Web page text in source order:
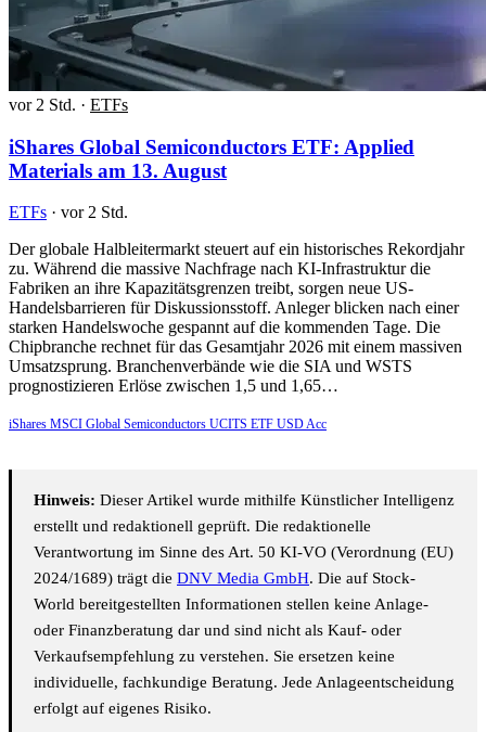
vor 2 Std. · ETFs
iShares Global Semiconductors ETF: Applied
Materials am 13. August
ETFs · vor 2 Std.
Der globale Halbleitermarkt steuert auf ein historisches Rekordjahr
zu. Während die massive Nachfrage nach KI-Infrastruktur die
Fabriken an ihre Kapazitätsgrenzen treibt, sorgen neue US-
Handelsbarrieren für Diskussionsstoff. Anleger blicken nach einer
starken Handelswoche gespannt auf die kommenden Tage. Die
Chipbranche rechnet für das Gesamtjahr 2026 mit einem massiven
Umsatzsprung. Branchenverbände wie die SIA und WSTS
prognostizieren Erlöse zwischen 1,5 und 1,65…
iShares MSCI Global Semiconductors UCITS ETF USD Acc
Hinweis: Dieser Artikel wurde mithilfe Künstlicher Intelligenz
erstellt und redaktionell geprüft. Die redaktionelle
Verantwortung im Sinne des Art. 50 KI-VO (Verordnung (EU)
2024/1689) trägt die DNV Media GmbH. Die auf Stock-
World bereitgestellten Informationen stellen keine Anlage-
oder Finanzberatung dar und sind nicht als Kauf- oder
Verkaufsempfehlung zu verstehen. Sie ersetzen keine
individuelle, fachkundige Beratung. Jede Anlageentscheidung
erfolgt auf eigenes Risiko.